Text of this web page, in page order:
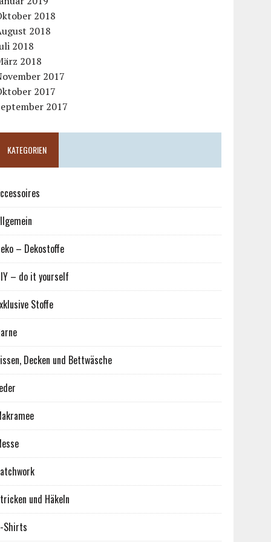
2018
2018
2018
2018
2017
2017
2017
KATEGORIEN
– Dekostoffe
– do it yourself
Stoffe
Decken und Bettwäsche
und Häkeln
Shirts